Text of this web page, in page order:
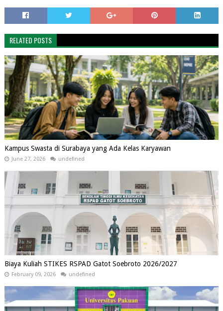
RELATED POSTS
Kampus Swasta di Surabaya yang Ada Kelas Karyawan
June 27, 2026 undefined
Biaya Kuliah STIKES RSPAD Gatot Soebroto 2026/2027
February 09, 2026 undefined